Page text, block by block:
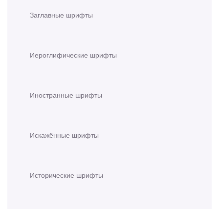
Заглавные шрифты
Иероглифические шрифты
Иностранные шрифты
Искажённые шрифты
Исторические шрифты